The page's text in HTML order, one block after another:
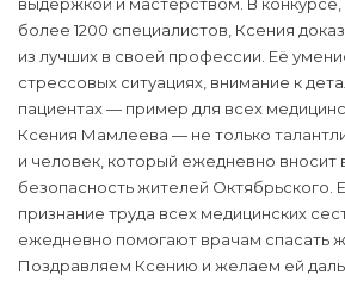
более 1200 специалистов, Ксения
из лучших в своей профессии. Её
стрессовых ситуациях, внимание к
пациентах — пример для всех
Ксения Мамлеева — не только
и человек, который ежедневно вносит
безопасность жителей Октябрьского.
признание труда всех медицинских
ежедневно помогают врачам спасать
Поздравляем Ксению и желаем ей